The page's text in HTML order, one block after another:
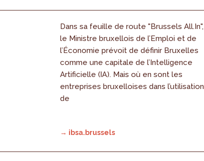
Dans sa feuille de route "Brussels All.In",
le Ministre bruxellois de l’Emploi et de
l’Économie prévoit de définir Bruxelles
comme une capitale de l’Intelligence
Artificielle (IA). Mais où en sont les
entreprises bruxelloises dans l’utilisation
de
→ ibsa.brussels